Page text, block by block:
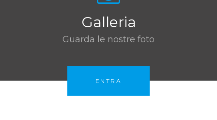
Galleria
Guarda le nostre foto
ENTRA